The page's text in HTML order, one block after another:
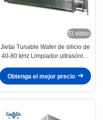
El video
Jietai Tunable Wafer de silicio de
40-80 kHz Limpiador ultrasónico
Acido Alcalino Lavado DI
Enjuague con agua
Obtenga el mejor precio